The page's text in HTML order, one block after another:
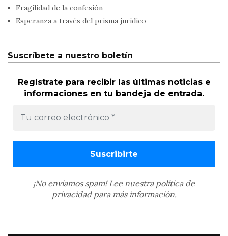
Fragilidad de la confesión
Esperanza a través del prisma jurídico
Suscríbete a nuestro boletín
Regístrate para recibir las últimas noticias e
informaciones en tu bandeja de entrada.
¡No enviamos spam! Lee nuestra política de
privacidadpara más información.